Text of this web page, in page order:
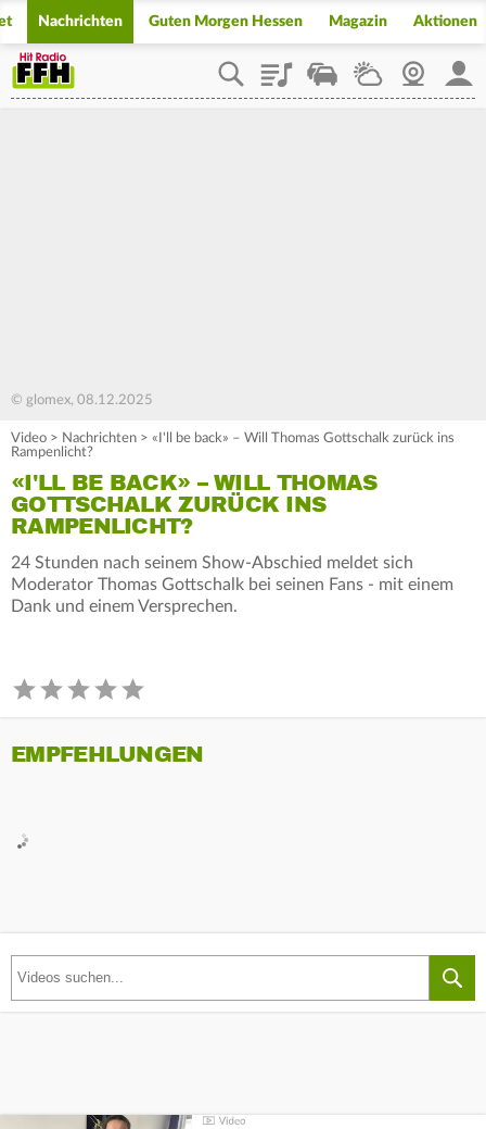
Nachrichten Guten Morgen Hessen Magazin Aktionen
PlaylistStaupilotWetterWebcam
© glomex, 08.12.2025
Video > Nachrichten > «I'll be back» – Will Thomas Gottschalk zurück ins
Rampenlicht?
«I'LL BE BACK» – WILL THOMAS
GOTTSCHALK ZURÜCK INS
RAMPENLICHT?
24 Stunden nach seinem Show-Abschied meldet sich
Moderator Thomas Gottschalk bei seinen Fans - mit einem
Dank und einem Versprechen.
EMPFEHLUNGEN